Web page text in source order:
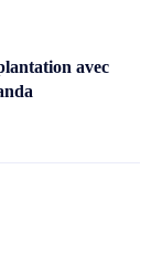
avec